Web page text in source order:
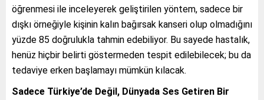
öğrenmesi ile inceleyerek geliştirilen yöntem, sadece bir
dışkı örneğiyle kişinin kalın bağırsak kanseri olup olmadığını
yüzde 85 doğrulukla tahmin edebiliyor. Bu sayede hastalık,
henüz hiçbir belirti göstermeden tespit edilebilecek; bu da
tedaviye erken başlamayı mümkün kılacak.
Sadece Türkiye’de Değil, Dünyada Ses Getiren Bir